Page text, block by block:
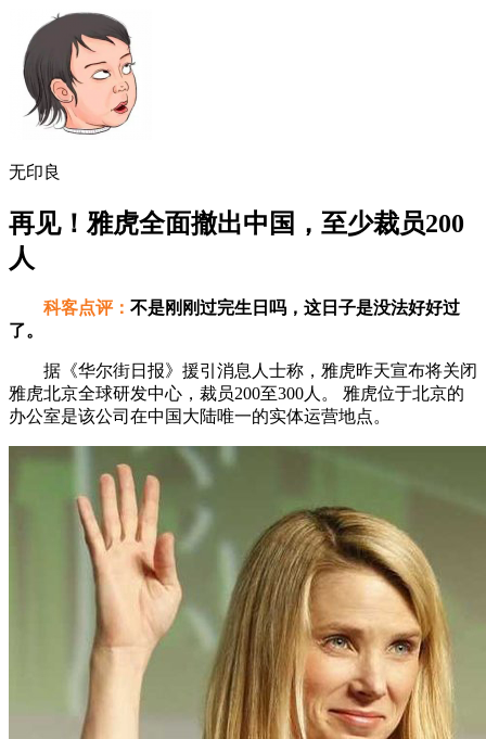
无印良
再见！雅虎全面撤出中国，至少裁员200
人
科客点评： 不是刚刚过完生日吗，这日子是没法好好过
了。
据《华尔街日报》援引消息人士称，雅虎昨天宣布将关闭
雅虎北京全球研发中心，裁员200至300人。 雅虎位于北京的
办公室是该公司在中国大陆唯一的实体运营地点。